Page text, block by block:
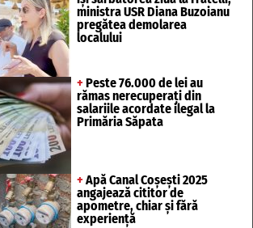
ministra USR Diana Buzoianu
pregătea demolarea
localului
+ Peste 76.000 de lei au
rămas nerecuperați din
salariile acordate ilegal la
Primăria Săpata
+ Apă Canal Coșești 2025
angajează cititor de
apometre, chiar și fără
experiență